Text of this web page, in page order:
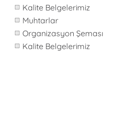
Kalite Belgelerimiz
Muhtarlar
Organizasyon Şeması
Kalite Belgelerimiz